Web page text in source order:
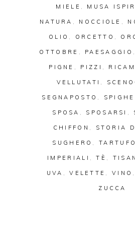
MIELE , MUSA
NATURA , NOCCIOLE ,
OLIO , ORCETTO ,
OTTOBRE , PAESAGGIO
PIGNE , PIZZI ,
VELLUTATI ,
SEGNAPOSTO ,
SPOSA , SPOSARSI ,
CHIFFON , STORIA
SUGHERO ,TARTUFO
IMPERIALI ,TÈ ,
UVA ,VELETTE , VINO ,
ZUCCA